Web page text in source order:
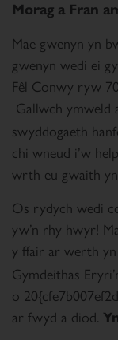
Morag a Fran
Mae gwenyn yn
gwenyn wedi ei
Fêl Conwy ryw
Gallwch ymweld
swyddogaeth
chi wneud i’w
wrth eu gwaith
Os rydych wedi
yw’n rhy hwyr!
y ffair ar werth yn
Gymdeithas
o
ar fwyd a diod.